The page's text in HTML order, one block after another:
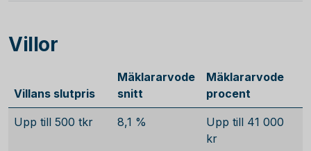
Villor
Villans slutpris
Mäklararvode
snitt
Mäklararvode
procent
Upp till 500 tkr 8,1 %
Upp till 41 000
kr